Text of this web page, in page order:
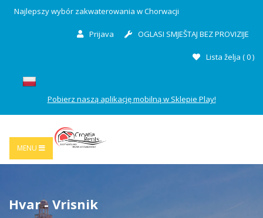
Najlepszy wybór zakwaterowania w Chorwacji
Prijava OGLASI SMJEŠTAJ BEZ PROVIZIJE
Lista želja (0)
Pobierz naszą aplikację mobilną w Sklepie Play!
MENU
Hvar - Vrisnik